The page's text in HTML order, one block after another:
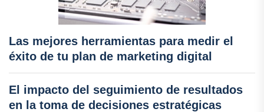
Las mejores herramientas para medir el
éxito de tu plan de marketing digital
El impacto del seguimiento de resultados
en la toma de decisiones estratégicas